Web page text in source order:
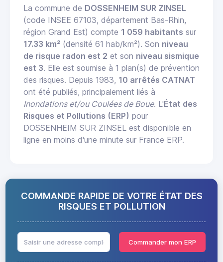
La commune de DOSSENHEIM SUR ZINSEL
(code INSEE 67103, département Bas-Rhin,
région Grand Est) compte 1 059 habitants sur
17.33 km² (densité 61 hab/km²). Son niveau
de risque radon est 2 et son niveau sismique
est 3. Elle est soumise à 1 plan(s) de prévention
des risques. Depuis 1983, 10 arrêtés CATNAT
ont été publiés, principalement liés à
Inondations et/ou Coulées de Boue. L'État des
Risques et Pollutions (ERP) pour
DOSSENHEIM SUR ZINSEL est disponible en
ligne en moins d'une minute sur France ERP.
COMMANDE RAPIDE DE VOTRE ÉTAT DES
RISQUES ET POLLUTION
Commander mon ERP